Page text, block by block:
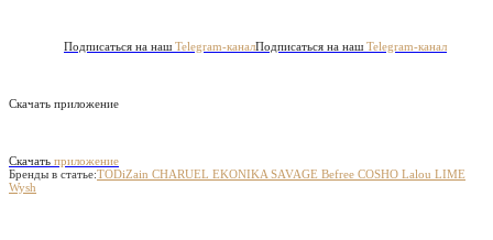
Подписаться на наш Telegram-каналПодписаться на наш Telegram-канал
Скачать приложение
Скачать приложение
Бренды в статье:TODiZain CHARUEL EKONIKA SAVAGE Befree COSHO Lalou LIME
Wysh